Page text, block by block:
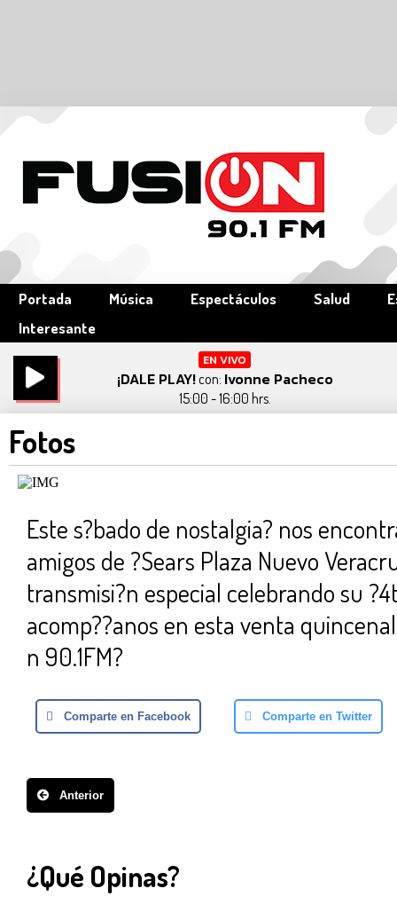
Portada Música Espectáculos Salud
Interesante
EN VIVO
¡DALE PLAY!con: Ivonne Pacheco
15:00 - 16:00 hrs.
Fotos
Este s?bado de nostalgia? nos
amigos de ?Sears Plaza Nuevo
transmisi?n especial celebrando su
acomp??anos en esta venta
n 90.1FM?
Comparte en Facebook Comparte en Twitter
Anterior
¿Qué Opinas?